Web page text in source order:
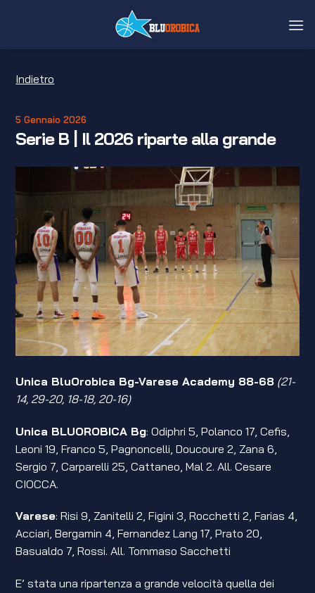
Indietro
5 Gennaio 2026
Serie B | Il 2026 riparte alla grande
Unica BluOrobica Bg-Varese Academy 88-68 (21-
14, 29-20, 18-18, 20-16)
Unica BLUOROBICA Bg: Odiphri 5, Polanco 17, Cefis,
Leoni 19, Franco 5, Pagnoncelli, Doucoure 2, Zana 6,
Sergio 7, Carparelli 25, Cattaneo, Mal 2. All. Cesare
CIOCCA.
Varese: Risi 9, Zanitelli 2, Figini 3, Rocchetti 2, Farias 4,
Acciari, Bergamin 4, Fernandez Lang 17, Prato 20,
Basualdo 7, Rossi. All. Tommaso Sacchetti
E’ stata una ripartenza a grande velocità quella dei